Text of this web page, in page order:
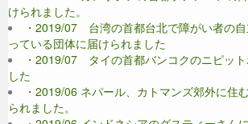
けられました。
・2019/07 台湾の首都台北で障がい者の
っている団体に届けられました
・2019/07 タイの首都バンコクのニピッ
した
・2019/06 ネパール、カトマンズ郊外に住
られました。